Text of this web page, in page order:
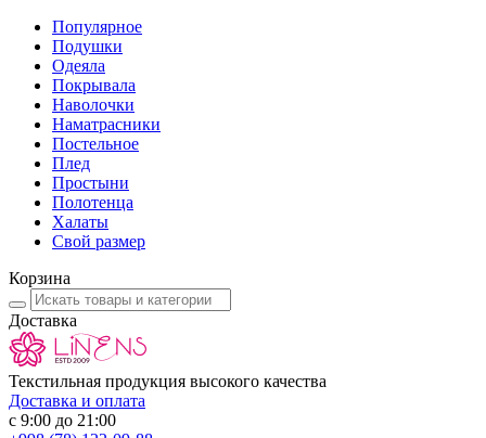
Популярное
Подушки
Одеяла
Покрывала
Наволочки
Наматрасники
Постельное
Плед
Простыни
Полотенца
Халаты
Свой размер
Корзина
Доставка
Текстильная продукция высокого качества
Доставка и оплата
с 9:00 до 21:00